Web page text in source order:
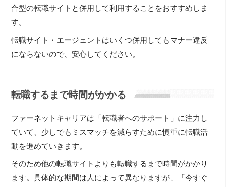
合型の転職サイトと併用して利用することをおすすめしま
す。
転職サイト・エージェントはいくつ併用してもマナー違反
にならないので、安心してください。
転職するまで時間がかかる
ファーネットキャリアは「転職者へのサポート」に注力し
ていて、少しでもミスマッチを減らすために慎重に転職活
動を進めていきます。
そのため他の転職サイトよりも転職するまで時間がかかり
ます。具体的な期間は人によって異なりますが、「今すぐ